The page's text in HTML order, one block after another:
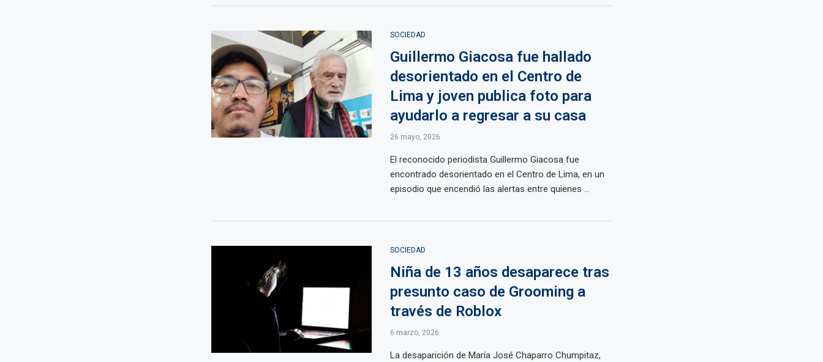
SOCIEDAD
Guillermo Giacosa fue hallado
desorientado en el Centro de
Lima y joven publica foto para
ayudarlo a regresar a su casa
26 mayo, 2026
El reconocido periodista Guillermo Giacosa fue
encontrado desorientado en el Centro de Lima, en un
episodio que encendió las alertas entre quienes ...
SOCIEDAD
Niña de 13 años desaparece tras
presunto caso de Grooming a
través de Roblox
6 marzo, 2026
La desaparición de María José Chaparro Chumpitaz,